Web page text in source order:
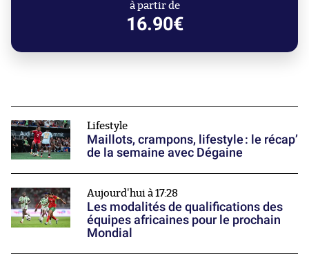
à partir de
16.90€
Lifestyle
Maillots, crampons, lifestyle : le récap’
de la semaine avec Dégaine
Aujourd'hui à 17:28
Les modalités de qualifications des
équipes africaines pour le prochain
Mondial